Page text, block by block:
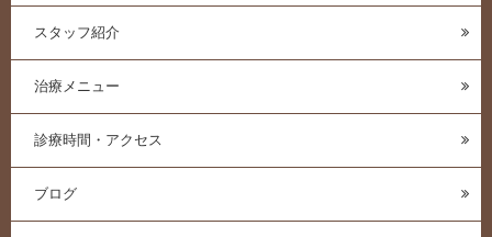
スタッフ紹介
治療メニュー
診療時間・アクセス
ブログ